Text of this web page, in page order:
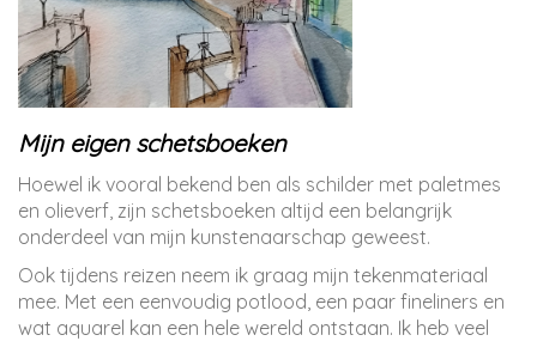
Mijn eigen schetsboeken
Hoewel ik vooral bekend ben als schilder met paletmes
en olieverf, zijn schetsboeken altijd een belangrijk
onderdeel van mijn kunstenaarschap geweest.
Ook tijdens reizen neem ik graag mijn tekenmateriaal
mee. Met een eenvoudig potlood, een paar fineliners en
wat aquarel kan een hele wereld ontstaan. Ik heb veel